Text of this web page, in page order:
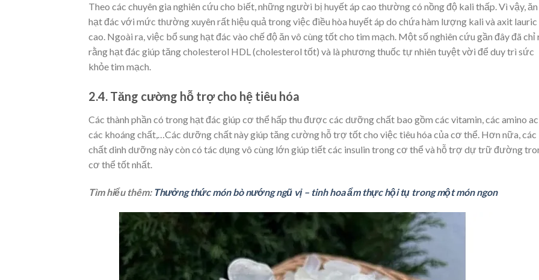
Theo các chuyên gia nghiên cứu cho biết, những người bị huyết áp cao thường có nồng độ kali thấp. Vì vậy, ăn
hạt đác với mức thường xuyên rất hiệu quả trong việc điều hòa huyết áp do chứa hàm lượng kali và axit lauric
cao. Ngoài ra, việc bổ sung hạt đác vào chế độ ăn vô cùng tốt cho tim mạch. Một số nghiên cứu gần đây đã chỉ
rằng hạt đác giúp tăng cholesterol HDL (cholesterol tốt) và là phương thuốc tự nhiên tuyệt vời để duy trì sức
khỏe tim mạch.
2.4. Tăng cường hỗ trợ cho hệ tiêu hóa
Các thành phần có trong hạt đác giúp cơ thể hấp thu được các dưỡng chất bao gồm các vitamin, các amino
các khoáng chất,…Các dưỡng chất này giúp tăng cường hỗ trợ tốt cho việc tiêu hóa của cơ thể. Hơn nữa, các
chất dinh dưỡng này còn có tác dụng vô cùng lớn giúp tiết các insulin trong cơ thể và hỗ trợ dự trữ đường
cơ thể tốt nhất.
Tìm hiểu thêm: Thưởng thức món bò nướng ngũ vị – tinh hoa ẩm thực hội tụ trong một món ngon